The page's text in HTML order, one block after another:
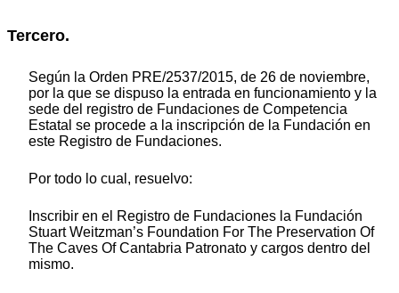
Tercero.
Según la Orden PRE/2537/2015, de 26 de noviembre,
por la que se dispuso la entrada en funcionamiento y la
sede del registro de Fundaciones de Competencia
Estatal se procede a la inscripción de la Fundación en
este Registro de Fundaciones.
Por todo lo cual, resuelvo:
Inscribir en el Registro de Fundaciones la Fundación
Stuart Weitzman’s Foundation For The Preservation Of
The Caves Of Cantabria Patronato y cargos dentro del
mismo.